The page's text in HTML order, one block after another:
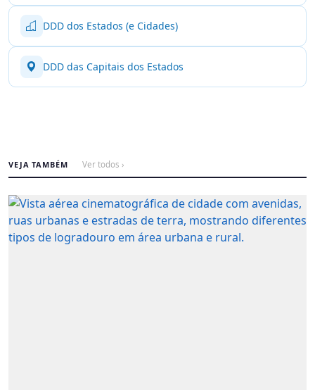
DDD dos Estados (e Cidades)
DDD das Capitais dos Estados
VEJA TAMBÉM Ver todos ›